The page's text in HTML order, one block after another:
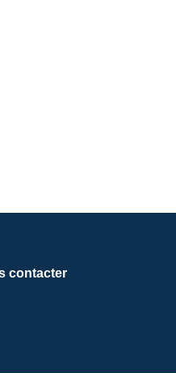
contacter